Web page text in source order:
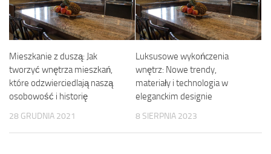
Mieszkanie z duszą: Jak
tworzyć wnętrza mieszkań,
które odzwierciedlają naszą
osobowość i historię
28 GRUDNIA 2021
Luksusowe wykończenia
wnętrz: Nowe trendy,
materiały i technologia w
eleganckim designie
8 SIERPNIA 2023